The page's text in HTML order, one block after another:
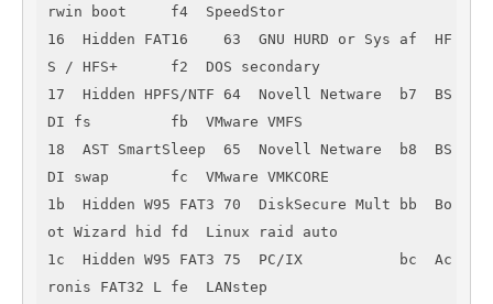
rwin boot     f4  SpeedStor
16  Hidden FAT16    63  GNU HURD or Sys af  HF
S / HFS+      f2  DOS secondary
17  Hidden HPFS/NTF 64  Novell Netware  b7  BS
DI fs         fb  VMware VMFS
18  AST SmartSleep  65  Novell Netware  b8  BS
DI swap       fc  VMware VMKCORE
1b  Hidden W95 FAT3 70  DiskSecure Mult bb  Bo
ot Wizard hid fd  Linux raid auto
1c  Hidden W95 FAT3 75  PC/IX           bc  Ac
ronis FAT32 L fe  LANstep